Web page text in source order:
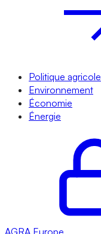
Politique agricole
Environnement
Économie
Énergie
AGRA Europe